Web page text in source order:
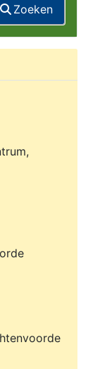
Zoeken